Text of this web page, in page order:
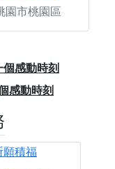
園市桃園區
感動時刻